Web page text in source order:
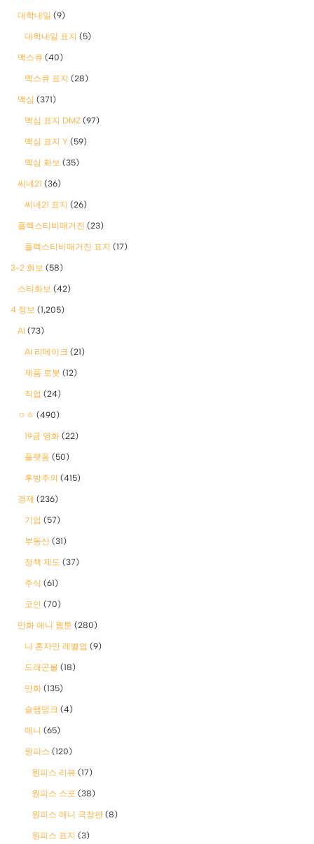
대학내일 (9)
대학내일 표지 (5)
맥스큐 (40)
맥스큐 표지 (28)
맥심 (371)
맥심 표지 DMZ (97)
맥심 표지 Y (59)
맥심 화보 (35)
씨네21 (36)
씨네21 표지 (26)
플렉스티비매거진 (23)
플렉스티비매거진 표지 (17)
3-2 화보 (58)
스타화보 (42)
4 정보 (1,205)
AI (73)
AI 리메이크 (21)
제품 로봇 (12)
직업 (24)
ㅇㅎ (490)
19금 영화 (22)
플랫폼 (50)
후방주의 (415)
경제 (236)
기업 (57)
부동산 (31)
정책 제도 (37)
주식 (61)
코인 (70)
만화 애니 웹툰 (280)
나 혼자만 레벨업 (9)
드래곤볼 (18)
만화 (135)
슬램덩크 (4)
애니 (65)
원피스 (120)
원피스 리뷰 (17)
원피스 스포 (38)
원피스 애니 극장판 (8)
원피스 표지 (3)